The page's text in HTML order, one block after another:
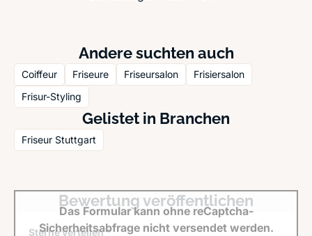
Andere suchten auch
Coiffeur Friseure Friseursalon
Frisiersalon
Frisur-Styling
Gelistet in Branchen
Friseur Stuttgart
Bewertung veröffentlichen
Sterne verteilen *
Das Formular kann ohne reCaptcha-
Sicherheitsabfrage nicht versendet werden.